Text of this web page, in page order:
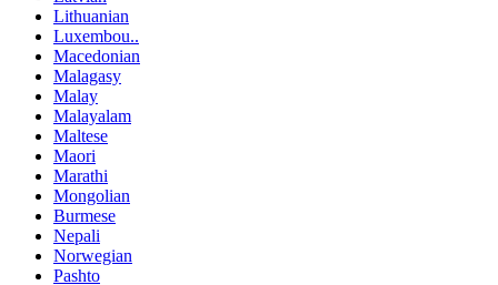
Lithuanian
Luxembou..
Macedonian
Malagasy
Malay
Malayalam
Maltese
Maori
Marathi
Mongolian
Burmese
Nepali
Norwegian
Pashto